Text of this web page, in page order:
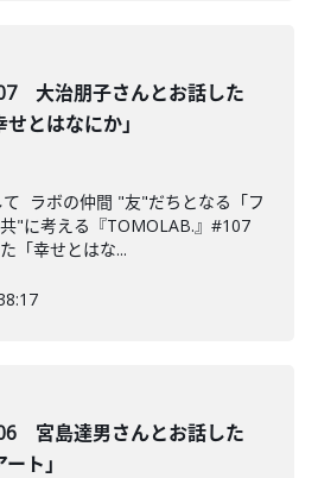
大治朋子さんとお話した
せとはなにか」
ラボの仲間 "友"だちとなる「フ
"に考える『TOMOLAB.』#107
「幸せとはな...
宮島達男さんとお話した
ート」